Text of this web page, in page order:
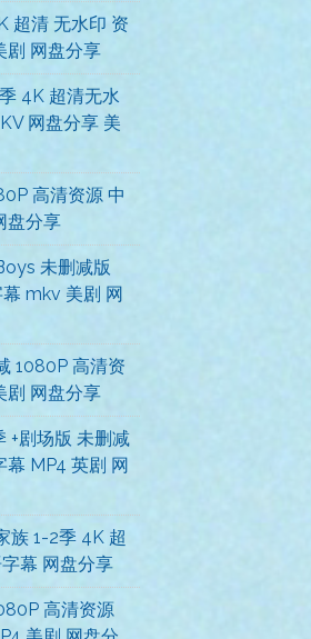
超清 无水印 资
剧 网盘分享
4K 超清无水
网盘分享 美
高清资源 中
盘分享
未删减版
mkv 美剧 网
1080P 高清资
剧 网盘分享
+剧场版 未删减
MP4 英剧 网
族 1-2季 4K 超
幕 网盘分享
高清资源